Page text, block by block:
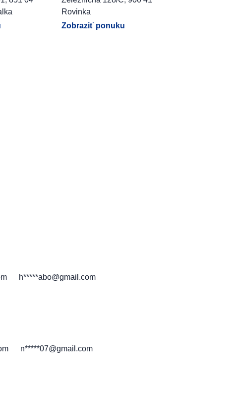
Rovinka
Zobraziť ponuku
h*****abo@gmail.com
n*****07@gmail.com